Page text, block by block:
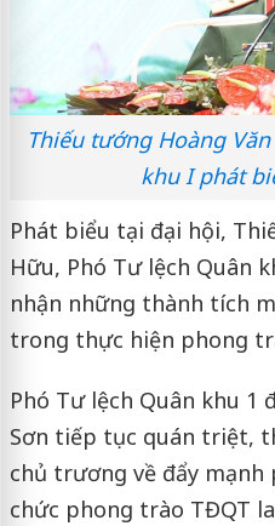
Thiếu tướng Hoàng
khu I phát
Phát biểu tại đại hội,
Hữu, Phó Tư lệch Quân
nhận những thành tích
trong thực hiện phong
Phó Tư lệch Quân khu 1
Sơn tiếp tục quán triệt,
chủ trương về đẩy
chức phong trào TĐQT